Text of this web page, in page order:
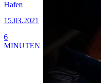
Hafen
15.03.2021
6
MINUTEN